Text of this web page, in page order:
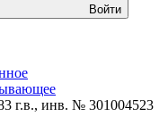
Войти
г.в., инв. № 301004523